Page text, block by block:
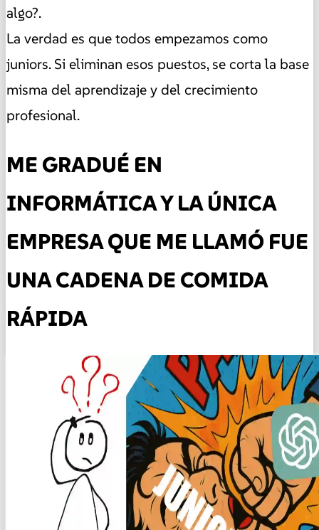
algo?.
La verdad es que todos empezamos como
juniors. Si eliminan esos puestos, se corta la base
misma del aprendizaje y del crecimiento
profesional.
ME GRADUÉ EN
INFORMÁTICA Y LA ÚNICA
EMPRESA QUE ME LLAMÓ FUE
UNA CADENA DE COMIDA
RÁPIDA